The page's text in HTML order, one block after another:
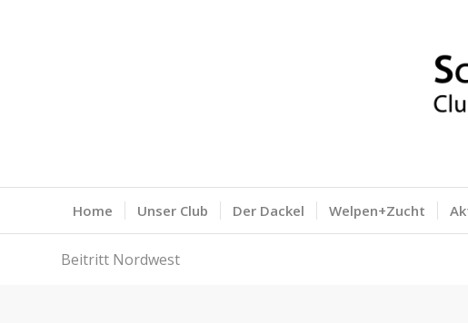
Home Unser Club Der Dackel Welpen+Zucht
Beitritt Nordwest